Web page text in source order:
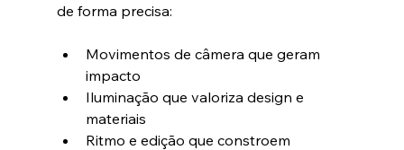
de forma precisa:
Movimentos de câmera que geram
impacto
Iluminação que valoriza design e
materiais
Ritmo e edição que constroem